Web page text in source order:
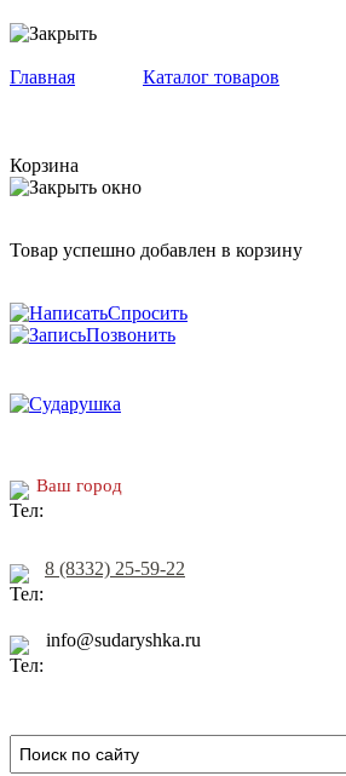
Главная Каталог товаров
Корзина
Товар успешно добавлен в корзину
Спросить
Позвонить
Ваш город
8 (8332) 25-59-22
info@sudaryshka.ru